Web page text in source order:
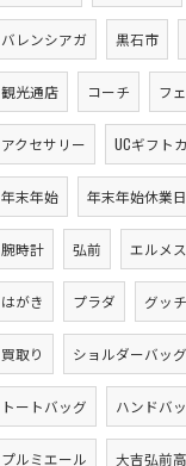
バレンシアガ 黒石市
観光通店 コーチ フ
アクセサリー UCギフト
年末年始 年末年始休業日
腕時計 弘前 エルメス
はがき プラダ グッチ
買取り ショルダーバッグ
トートバッグ ハンドバ
プルミエール 大吉弘前